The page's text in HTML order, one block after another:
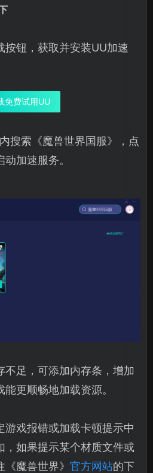
按钮，获取并安装UU加速
免费试用UU
搜索《魔兽世界国服》，点
加速服务。
不足，可添加内存条，增加
更顺畅地加载资源。
游戏报错或加载卡顿提示中
，如果提示某个材质文件或
魔兽世界》 官方网站的下